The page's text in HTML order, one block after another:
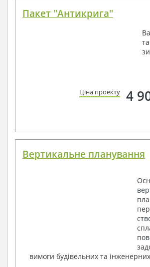
Пакет "Антикрига"
Ціна проекту 4
Вертикальне планування
вимоги будівельних та